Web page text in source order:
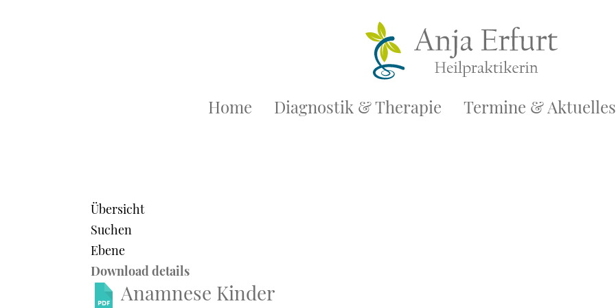
Home Diagnostik & Therapie Termine & Aktuelles
Übersicht
Suchen
Ebene
Download details
Anamnese Kinder